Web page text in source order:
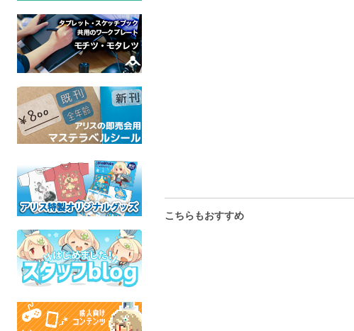
喫茶と水彩
オリジナル
全年齢
こちらもおすすめ